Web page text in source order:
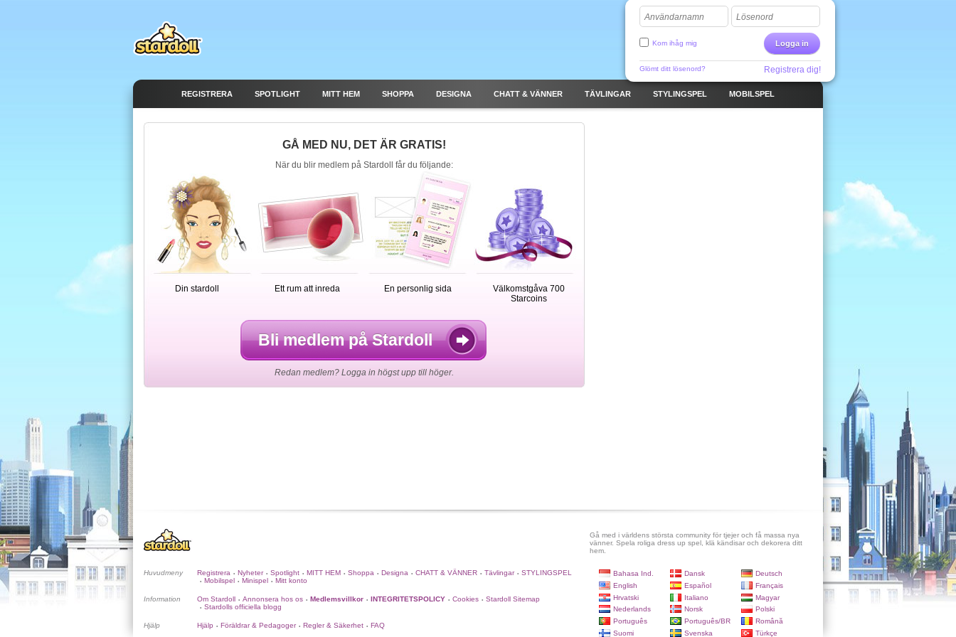
Användarnamn Lösenord
Logga in
Kom ihåg mig
Glömt ditt lösenord? Registrera dig!
REGISTRERA SPOTLIGHT MITT HEM SHOPPA DESIGNA CHATT & VÄNNER TÄVLINGAR STYLINGSPEL MOBILSPEL
GÅ MED NU, DET ÄR GRATIS!
När du blir medlem på Stardoll får du följande:
Din stardoll Ett rum att inreda En personlig sida
Välkomstgåva 700
Starcoins
Bli medlem på Stardoll
Redan medlem? Logga in högst upp till höger.
Gå med i världens största community för tjejer och få massa nya
vänner. Spela roliga dress up spel, klä kändisar och dekorera ditt
hem.
Huvudmeny Registrera • Nyheter • Spotlight • MITT HEM • Shoppa • Designa • CHATT & VÄNNER • Tävlingar • STYLINGSPEL
• Mobilspel • Minispel • Mitt konto
Information Om Stardoll • Annonsera hos os • Medlemsvillkor • INTEGRITETSPOLICY • Cookies • Stardoll Sitemap
• Stardolls officiella blogg
Hjälp Hjälp • Föräldrar & Pedagoger • Regler & Säkerhet • FAQ
Bahasa Ind. Dansk
Deutsch
English
Español
Français
Hrvatski
Italiano
Magyar
Nederlands
Norsk
Polski
Português
Português/BR
Română
Suomi
Svenska Türkçe